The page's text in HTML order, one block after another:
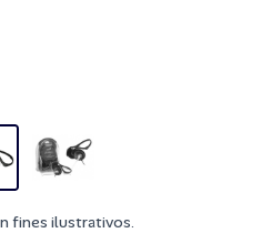
fines ilustrativos.